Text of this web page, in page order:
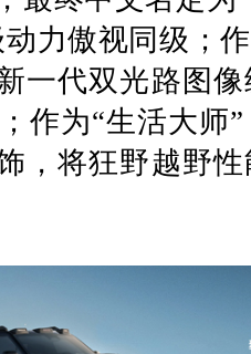
力傲视同级；
一代双光路图
作为“生活大师
，将狂野越野